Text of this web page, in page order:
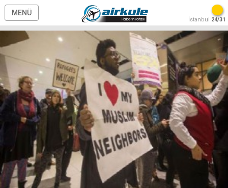
MENÜ
İstanbul 24/31